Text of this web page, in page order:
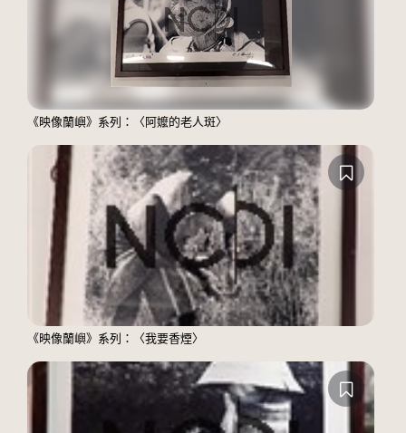
《映像蘭嶼》系列：〈阿嬤的老人斑〉
《映像蘭嶼》系列：〈我要香煙〉